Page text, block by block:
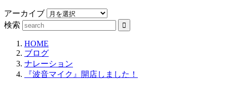
アーカイブ
検索
HOME
ブログ
ナレーション
『波音マイク』開店しました！